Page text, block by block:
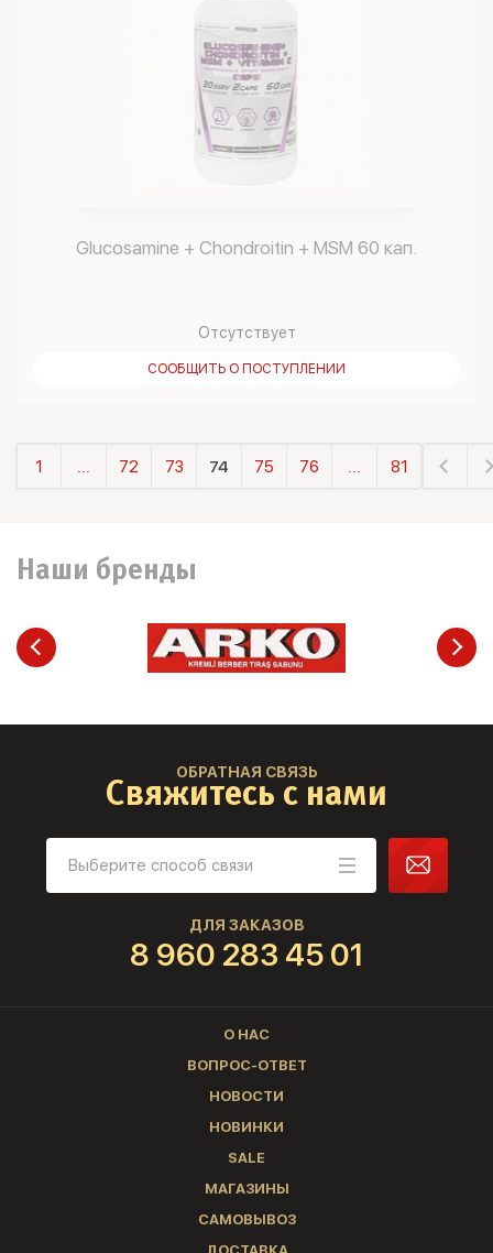
Glucosamine + Chondroitin + MSM 60 кап.
Отсутствует
СООБЩИТЬ О ПОСТУПЛЕНИИ
1 ... 72 73 74 75 76 ... 81
Наши бренды
ОБРАТНАЯ СВЯЗЬ
Свяжитесь с нами
ДЛЯ ЗАКАЗОВ
8 960 283 45 01
О НАС
ВОПРОС-ОТВЕТ
НОВОСТИ
НОВИНКИ
SALE
МАГАЗИНЫ
САМОВЫВОЗ